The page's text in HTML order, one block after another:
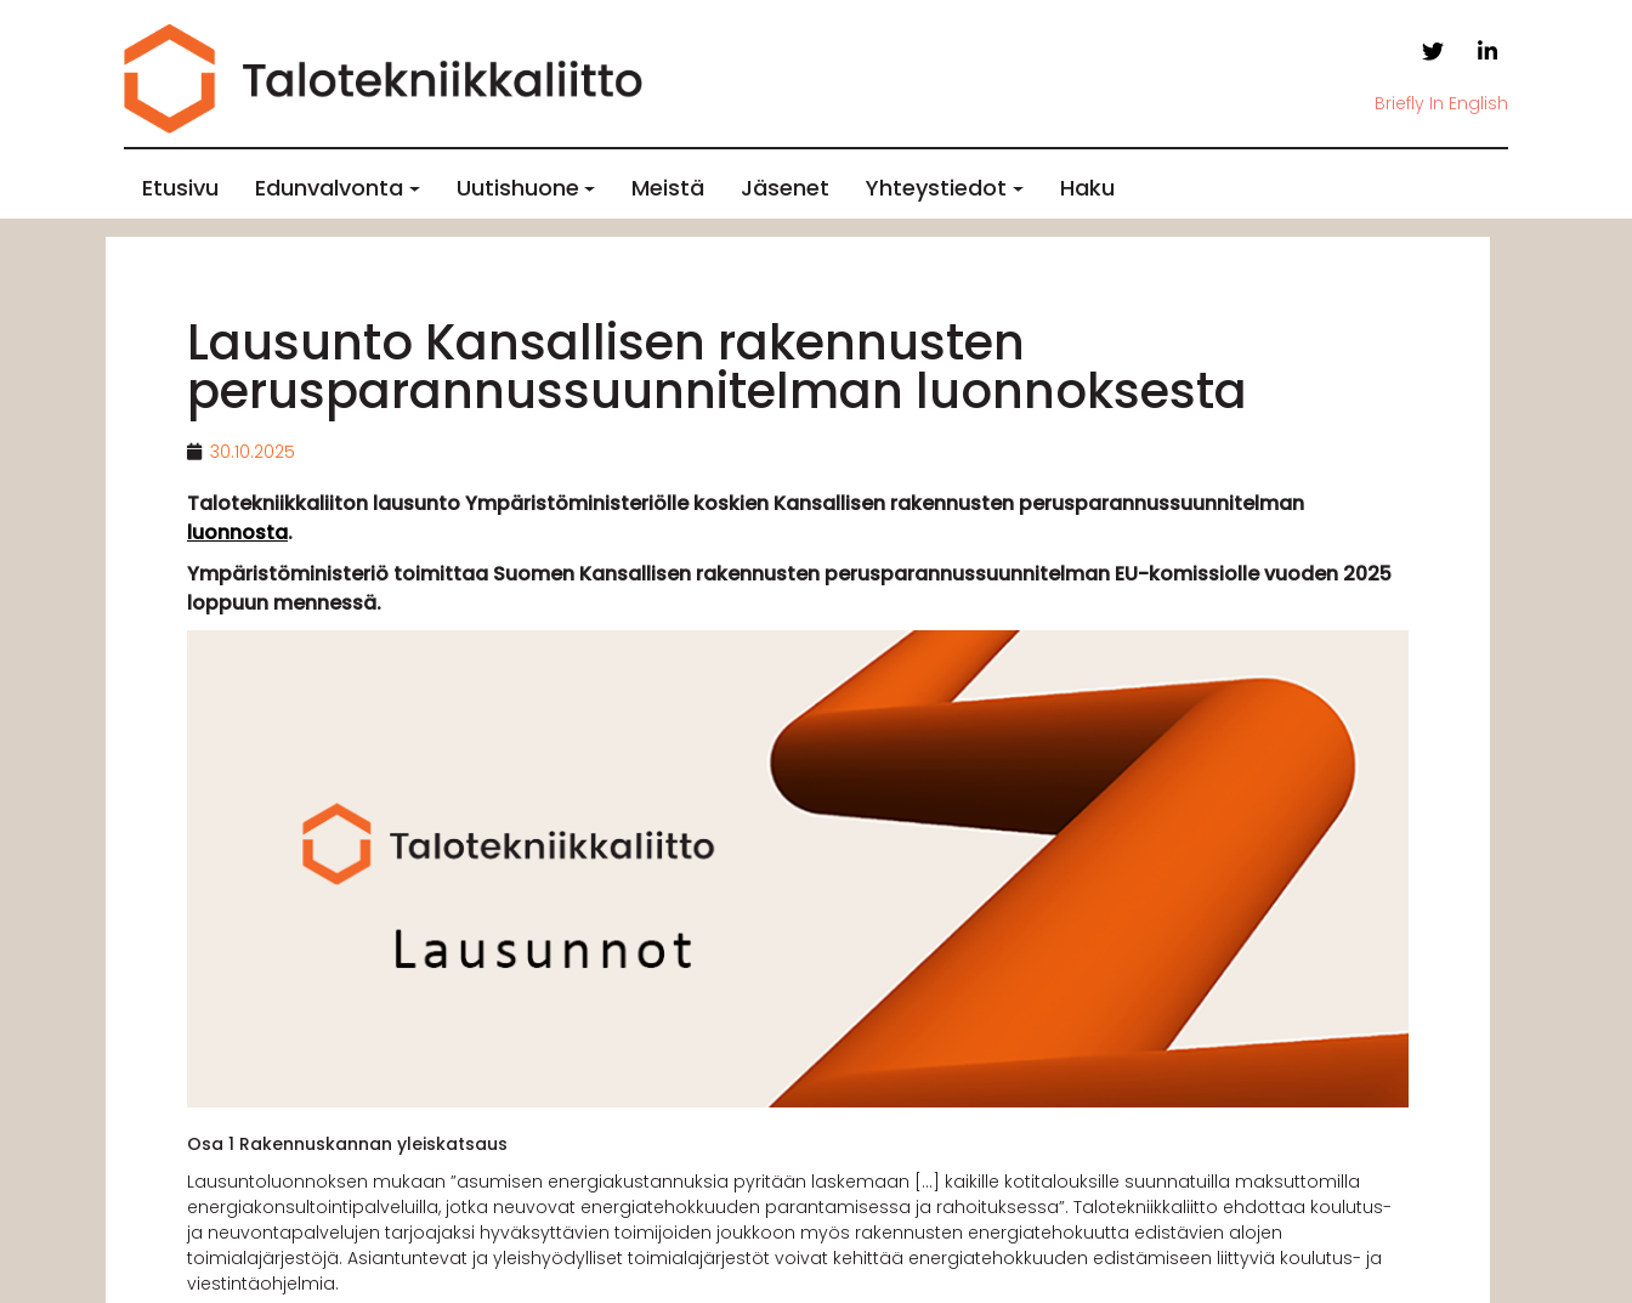
Briefly In English
Etusivu Edunvalvonta Uutishuone Meistä Jäsenet Yhteystiedot Haku
Lausunto Kansallisen rakennusten
perusparannussuunnitelman luonnoksesta
30.10.2025
Talotekniikkaliiton lausunto Ympäristöministeriölle koskien Kansallisen rakennusten perusparannussuunnitelman
luonnosta.
Ympäristöministeriö toimittaa Suomen Kansallisen rakennusten perusparannussuunnitelman EU-komissiolle vuoden 2025
loppuun mennessä.
Osa 1 Rakennuskannan yleiskatsaus
Lausuntoluonnoksen mukaan ”asumisen energiakustannuksia pyritään laskemaan […] kaikille kotitalouksille suunnatuilla maksuttomilla
energiakonsultointipalveluilla, jotka neuvovat energiatehokkuuden parantamisessa ja rahoituksessa”. Talotekniikkaliitto ehdottaa koulutus-
ja neuvontapalvelujen tarjoajaksi hyväksyttävien toimijoiden joukkoon myös rakennusten energiatehokuutta edistävien alojen
toimialajärjestöjä. Asiantuntevat ja yleishyödylliset toimialajärjestöt voivat kehittää energiatehokkuuden edistämiseen liittyviä koulutus- ja
viestintäohjelmia.